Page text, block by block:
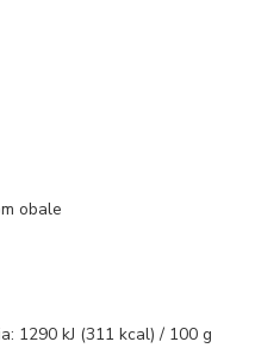
obale
1290 kJ (311 kcal) / 100 g